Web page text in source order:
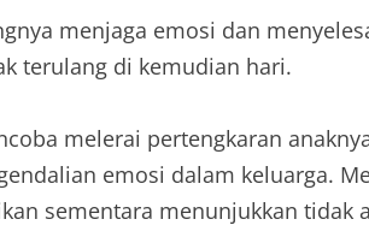
menjaga emosi dan
terulang di kemudian hari.
melerai pertengkaran
emosi dalam keluarga.
sementara menunjukkan tidak